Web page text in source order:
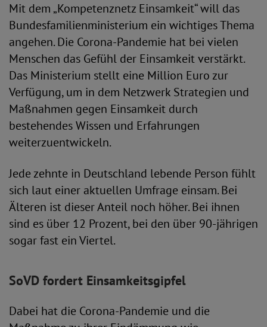
Mit dem „Kompetenznetz Einsamkeit“ will das
Bundesfamilienministerium ein wichtiges Thema
angehen. Die Corona-Pandemie hat bei vielen
Menschen das Gefühl der Einsamkeit verstärkt.
Das Ministerium stellt eine Million Euro zur
Verfügung, um in dem Netzwerk Strategien und
Maßnahmen gegen Einsamkeit durch
bestehendes Wissen und Erfahrungen
weiterzuentwickeln.
Jede zehnte in Deutschland lebende Person fühlt
sich laut einer aktuellen Umfrage einsam. Bei
Älteren ist dieser Anteil noch höher. Bei ihnen
sind es über 12 Prozent, bei den über 90-jährigen
sogar fast ein Viertel.
SoVD fordert Einsamkeitsgipfel
Dabei hat die Corona-Pandemie und die